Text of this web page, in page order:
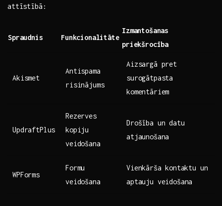
attīstībā:
Spraudnis Funkcionalitāte
Izmantošanas⁣
priekšrocība
Akismet
Antispama ​
risinājums
Aizsargā pret
surogātpasta
komentāriem
UpdraftPlus
Rezerves
kopiju
veidošana
Drošība un datu
atjaunošana
WPForms
Formu
veidošana
Vienkārša ⁣kontaktu un
aptauju veidošana